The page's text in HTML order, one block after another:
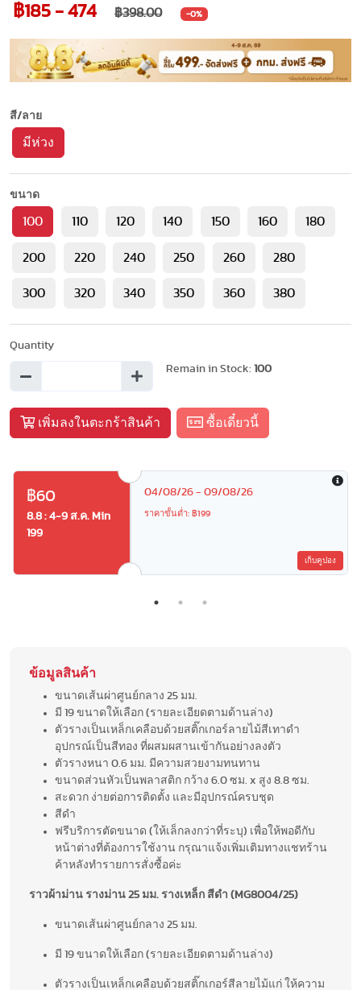
฿185 - 474 ฿398.00 -0%
สี/ลาย
มีห่วง
ขนาด
100 110 120 140 150 160 180
200 220 240 250 260 280
300 320 340 350 360 380
Quantity
Remain in Stock: 100
เพิ่มลงในตะกร้าสินค้า ซื้อเดี๋ยวนี้
฿60
8.8 : 4-9 ส.ค. Min
199
04/08/26 - 09/08/26
ราคาขั้นต่ำ: ฿199
เก็บคูปอง
ข้อมูลสินค้า
ขนาดเส้นผ่าศูนย์กลาง 25 มม.
มี 19 ขนาดให้เลือก (รายละเอียดตามด้านล่าง)
ตัวรางเป็นเหล็กเคลือบด้วยสติ๊กเกอร์ลายไม้สีเทาดำ
อุปกรณ์เป็นสีทอง ที่ผสมผสานเข้ากันอย่างลงตัว
ตัวรางหนา 0.6 มม. มีความสวยงามทนทาน
ขนาดส่วนหัวเป็นพลาสติก กว้าง 6.0 ซม. x สูง 8.8 ซม.
สะดวก ง่ายต่อการติดตั้ง และมีอุปกรณ์ครบชุด
สีดำ
ฟรีบริการตัดขนาด (ให้เล็กลงกว่าที่ระบุ) เพื่อให้พอดีกับ
หน้าต่างที่ต้องการใช้งาน กรุณาแจ้งเพิ่มเติมทางแชทร้าน
ค้าหลังทำรายการสั่งซื้อค่ะ
ราวผ้าม่าน รางม่าน 25 มม. รางเหล็ก สีดำ (MG8004/25)
ขนาดเส้นผ่าศูนย์กลาง 25 มม.
มี 19 ขนาดให้เลือก (รายละเอียดตามด้านล่าง)
ตัวรางเป็นเหล็กเคลือบด้วยสติ๊กเกอร์สีลายไม้แก่ ให้ความ